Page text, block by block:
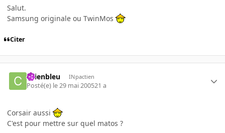
Salut.
Samsung originale ou TwinMos
Citer
chienbleu INpactien
Posté(e) le 29 mai 200521 a
Corsair aussi
C'est pour mettre sur quel matos ?